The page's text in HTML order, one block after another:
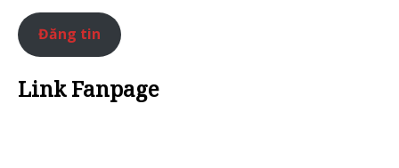
Đăng tin
Link Fanpage